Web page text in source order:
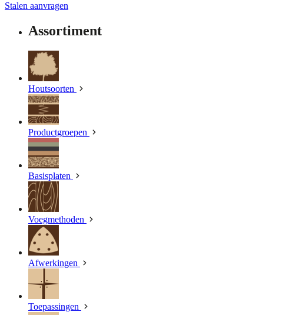
Stalen aanvragen
Assortiment
Houtsoorten
Productgroepen
Basisplaten
Voegmethoden
Afwerkingen
Toepassingen